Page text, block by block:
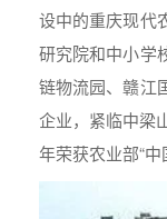
设中的重庆现代
研究院和中小学
链物流园、赣江
企业，紧临中梁
年荣获农业部“中